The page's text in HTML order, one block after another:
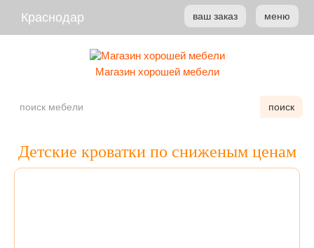
ваш заказ меню
Краснодар
Магазин хорошей мебели
поиск
Детские кроватки по сниженым ценам